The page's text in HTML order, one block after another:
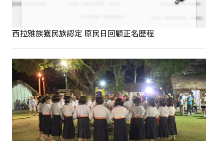
西拉雅族獲民族認定 原民日回顧正名歷程